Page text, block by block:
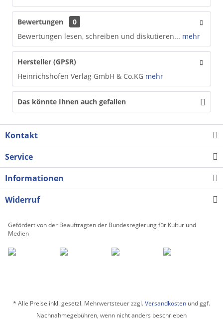
Bewertungen
0
Bewertungen lesen, schreiben und diskutieren... mehr
Hersteller (GPSR)
Heinrichshofen Verlag GmbH & Co.KG mehr
Das könnte Ihnen auch gefallen
Kontakt
Service
Informationen
Widerruf
Gefördert von der Beauftragten der Bundesregierung für Kultur und
Medien
* Alle Preise inkl. gesetzl. Mehrwertsteuer zzgl.Versandkosten und ggf.
Nachnahmegebühren, wenn nicht anders beschrieben